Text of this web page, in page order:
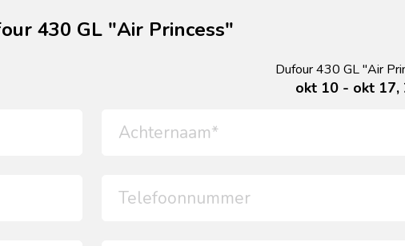
430 GL "Air Princess"
Dufour 430 GL "Air
okt 10 - okt 17,